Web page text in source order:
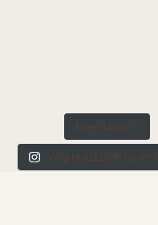
Meer laden...
Volg HUIZEDOP op